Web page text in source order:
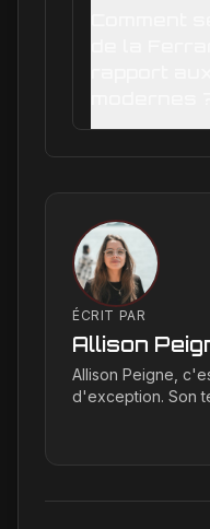
ÉCRIT PAR
Allison
Allison Peigne,
d'exception. Son
une passion
créations,